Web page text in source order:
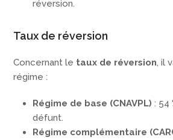
réversion.
Taux de réversion
Concernant le taux de réversion, il
régime :
Régime de base (CNAVPL) : 54
défunt.
Régime complémentaire